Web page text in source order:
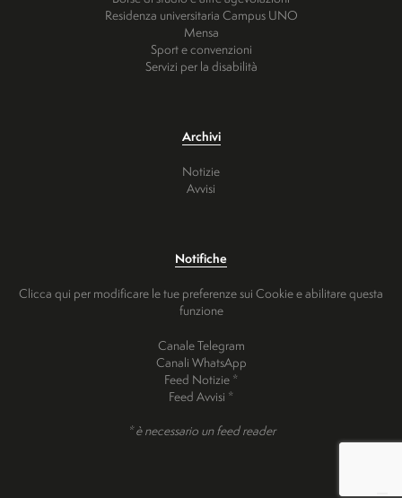
Residenza universitaria Campus UNO
Mensa
Sport e convenzioni
Servizi per la disabilità
Archivi
Notizie
Avvisi
Notifiche
Clicca qui per modificare le tue preferenze sui Cookie e abilitare questa
funzione
Canale Telegram
Canali WhatsApp
Feed Notizie *
Feed Avvisi *
* è necessario un feed reader